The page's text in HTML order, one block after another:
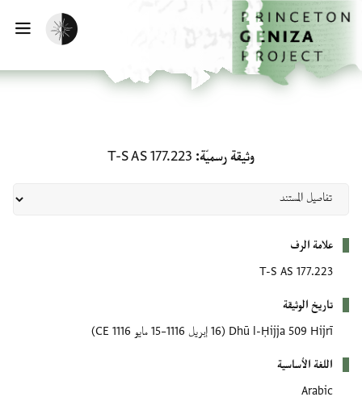
إلى المحتوى الرئيسي
الرئيسية
تفعيل الوضع المظلم
وثيقة رسميّة T-S AS 177.223
علامة الرف
T-S AS 177.223
تاريخ الوثيقة
Dhū l-Ḥijja 509 Hijrī (16 إبريل 1116–15 مايو 1116 CE)
اللغة الأساسية
Arabic